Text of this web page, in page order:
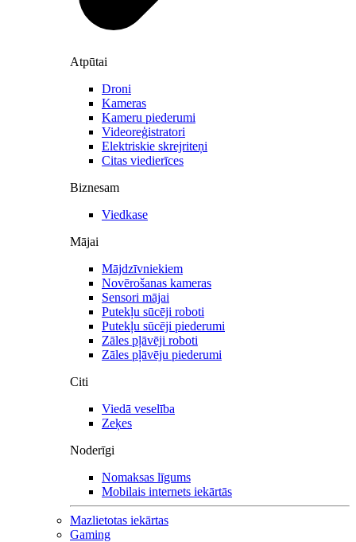
Atpūtai
Droni
Kameras
Kameru piederumi
Videoreģistratori
Elektriskie skrejriteņi
Citas viedierīces
Biznesam
Viedkase
Mājai
Mājdzīvniekiem
Novērošanas kameras
Sensori mājai
Putekļu sūcēji roboti
Putekļu sūcēji piederumi
Zāles pļāvēji roboti
Zāles pļāvēju piederumi
Citi
Viedā veselība
Zeķes
Noderīgi
Nomaksas līgums
Mobilais internets iekārtās
Mazlietotas iekārtas
Gaming